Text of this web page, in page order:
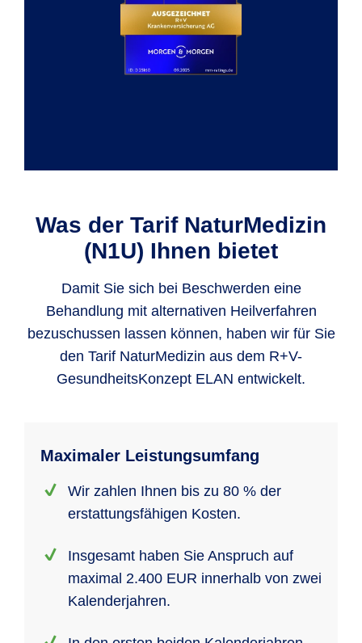
Was der Tarif NaturMedizin
(N1U) Ihnen bietet
Damit Sie sich bei Beschwerden eine
Behandlung mit alternativen Heilverfahren
bezuschussen lassen können, haben wir für Sie
den Tarif NaturMedizin aus dem R+V-
GesundheitsKonzept ELAN entwickelt.
Maximaler Leistungsumfang
Wir zahlen Ihnen bis zu 80 % der
erstattungsfähigen Kosten.
Insgesamt haben Sie Anspruch auf
maximal 2.400 EUR innerhalb von zwei
Kalenderjahren.